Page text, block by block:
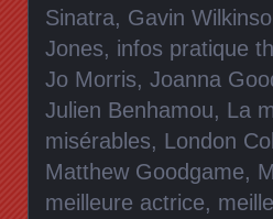
Sinatra, Gavin
Jones, infos pratique
Jo Morris, Joanna
Julien Benhamou, La
misérables, London
Matthew Goodgame,
meilleure actrice,